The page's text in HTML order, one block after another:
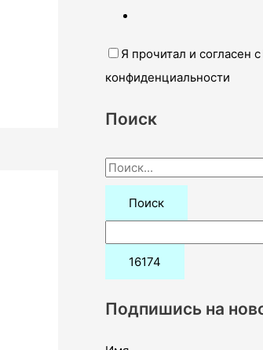
Я прочитал и согласен
конфиденциальности
Поиск
П
о
:
Подпишись на